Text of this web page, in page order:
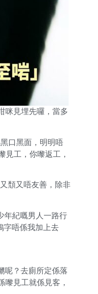
咪見埋先囉，當多
口黑面，明明唔
工，你嚟返工，
頹又唔友善，除非
年紀嘅男人一路行
字唔係我加上去
呢？去廁所定係落
見工就係見客，